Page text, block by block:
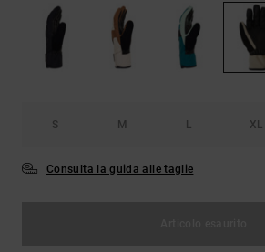
zaini
alle
domande
più
Consulta
S M L XL
Consulta la guida alle taglie